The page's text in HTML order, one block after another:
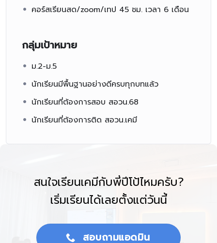
คอร์สเรียนสด/zoom/เทป 45 ชม. เวลา 6 เดือน
กลุ่มเป้าหมาย
ม.2-ม.5
นักเรียนมีพื้นฐานอย่างดีครบทุกบทแล้ว
นักเรียนที่ต้องการสอบ สอวน.68
นักเรียนที่ต้องการติด สอวน.เคมี
สนใจเรียนเคมีกับพี่ปีโป้ไหมครับ?
เริ่มเรียนได้เลยตั้งแต่วันนี้
สอบถามแอดมิน